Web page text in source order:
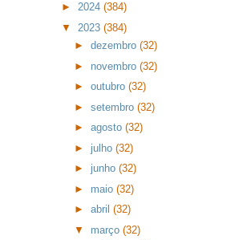
► 2024 (384)
▼ 2023 (384)
► dezembro (32)
► novembro (32)
► outubro (32)
► setembro (32)
► agosto (32)
► julho (32)
► junho (32)
► maio (32)
► abril (32)
▼ março (32)